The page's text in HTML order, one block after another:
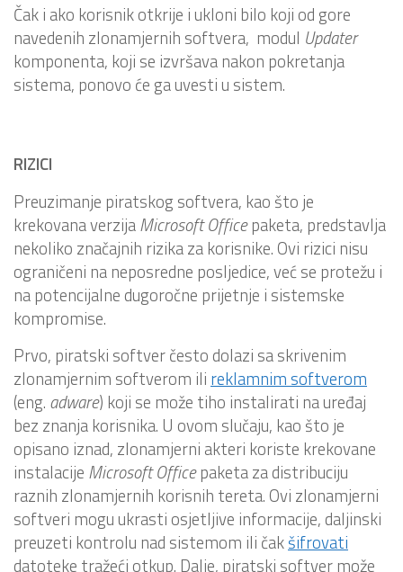
Čak i ako korisnik otkrije i ukloni bilo koji od gore
navedenih zlonamjernih softvera, modul Updater
komponenta, koji se izvršava nakon pokretanja
sistema, ponovo će ga uvesti u sistem.
RIZICI
Preuzimanje piratskog softvera, kao što je
krekovana verzijaMicrosoft Officepaketa, predstavlja
nekoliko značajnih rizika za korisnike. Ovi rizici nisu
ograničeni na neposredne posljedice, već se protežu i
na potencijalne dugoročne prijetnje i sistemske
kompromise.
Prvo, piratski softver često dolazi sa skrivenim
zlonamjernim softverom ili reklamnim softverom
(eng. adware) koji se može tiho instalirati na uređaj
bez znanja korisnika. U ovom slučaju, kao što je
opisano iznad, zlonamjerni akteri koriste krekovane
instalacije Microsoft Officepaketa za distribuciju
raznih zlonamjernih korisnih tereta. Ovi zlonamjerni
softveri mogu ukrasti osjetljive informacije, daljinski
preuzeti kontrolu nad sistemom ili čakšifrovati
datoteke tražeći otkup. Dalje, piratski softver može